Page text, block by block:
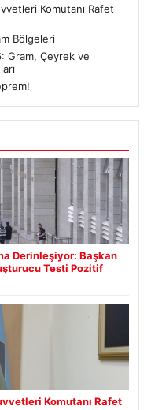
Komutanı Rafet
Bölgeleri
Gram, Çeyrek ve
Derinleşiyor: Başkan
Testi Pozitif
Komutanı Rafet